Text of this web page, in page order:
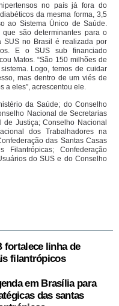
no país já fora do
da mesma forma, 3,5
ao Sistema Único de Saúde.
são determinantes para o
SUS no Brasil é realizada por
E o SUS sub financiado
Matos. “São 150 milhões de
Logo, temos de cuidar
mas dentro de um viés de
a eles”, acrescentou ele.
da Saúde; do Conselho
Nacional de Secretarias
de Justiça; Conselho Nacional
dos Trabalhadores na
das Santas Casas
Filantrópicas; Confederação
do SUS e do Conselho
fortalece linha de
filantrópicos
em Brasília para
das santas